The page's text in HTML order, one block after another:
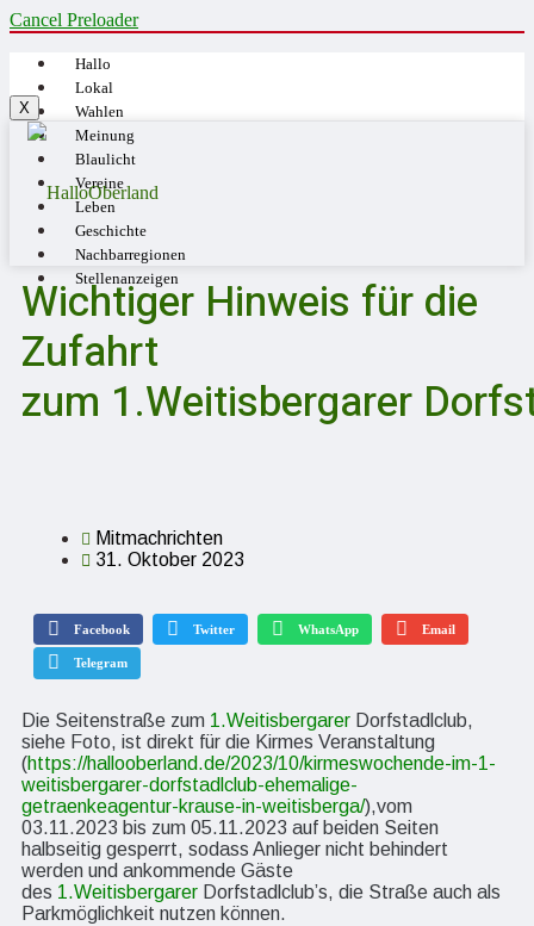
Cancel Preloader
Hallo
Lokal
Wahlen
Meinung
Blaulicht
Vereine
Leben
Geschichte
Nachbarregionen
Stellenanzeigen
X
Wichtiger Hinweis für die
Zufahrt
zum 1.Weitisbergarer
Mitmachrichten
31. Oktober 2023
Facebook Twitter WhatsApp Email
Telegram
Die Seitenstraße zum 1.Weitisbergarer Dorfstadlclub,
siehe Foto, ist direkt für die Kirmes Veranstaltung
(https://hallooberland.de/2023/10/kirmeswochende-im-1-
weitisbergarer-dorfstadlclub-ehemalige-
getraenkeagentur-krause-in-weitisberga/),vom
03.11.2023 bis zum 05.11.2023 auf beiden Seiten
halbseitig gesperrt, sodass Anlieger nicht behindert
werden und ankommende Gäste
des 1.Weitisbergarer Dorfstadlclub’s, die Straße auch als
Parkmöglichkeit nutzen können.